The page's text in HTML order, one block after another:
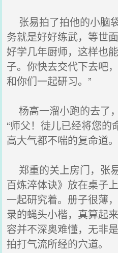
张易拍了拍他的小脑
务就是好好练武，等世
好学几年厨师，这样也
子。你快去交代下去吧
和你们一起研习。”
杨高一溜小跑的去了
“师父！徒儿已经将您的
高大气都不喘的复命道。
郑重的关上房门，张
百炼淬体诀》放在桌子
一起研究着。册子很薄
录的蝇头小楷，真算起
容并不深奥难懂，无非
拍打气流所经的穴道。